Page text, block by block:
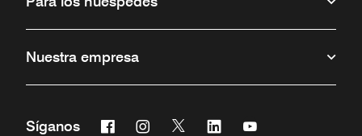
Nuestra empresa
Síganos FacebookInstagram
Twitter Linkedin